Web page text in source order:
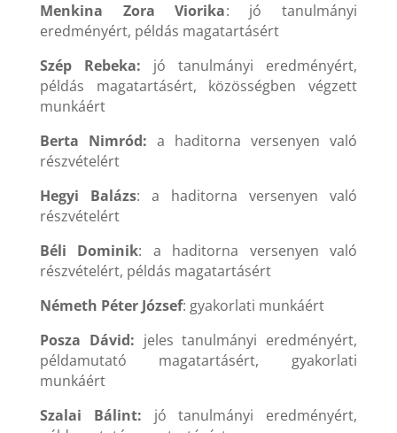
Menkina Zora Viorika: jó tanulmányi
eredményért, példás magatartásért
Szép Rebeka: jó tanulmányi eredményért,
példás magatartásért, közösségben végzett
munkáért
Berta Nimród: a haditorna versenyen való
részvételért
Hegyi Balázs: a haditorna versenyen való
részvételért
Béli Dominik: a haditorna versenyen való
részvételért, példás magatartásért
Németh Péter József: gyakorlati munkáért
Posza Dávid: jeles tanulmányi eredményért,
példamutató magatartásért, gyakorlati
munkáért
Szalai Bálint: jó tanulmányi eredményért,